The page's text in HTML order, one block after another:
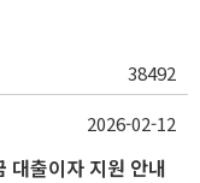
38492
대출이자 지원 안내
2026-02-12